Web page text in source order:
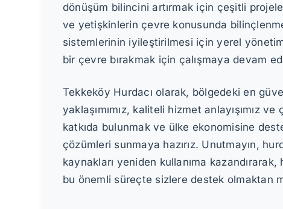
dönüşüm bilincini artırmak için çeşitli
ve yetişkinlerin çevre konusunda
sistemlerinin iyileştirilmesi için yerel
bir çevre bırakmak için çalışmaya devam
Tekkeköy Hurdacı olarak, bölgedeki en
yaklaşımımız, kaliteli hizmet anlayışımız
katkıda bulunmak ve ülke ekonomisine
çözümleri sunmaya hazırız. Unutmayın,
kaynakları yeniden kullanıma
bu önemli süreçte sizlere destek olmaktan